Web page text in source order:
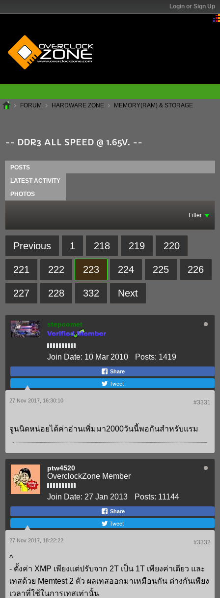
Login or Sign Up
FORUM HARDWARE ZONE MEMORY(RAM) & STORAGE
-- DDR3 ALL SPEED @ 1.65V. --
POSTS
LATEST ACTIVITY
PHOTOS
Filter
Previous 1 218 219 220
221 222 223 224 225 226
227 228 332 Next
stepcomet
Join Date: 10 Mar 2010 Posts: 1419
Share
Tweet
#3331
27 Nov 2017, 16:30:10
จูนนิดหน่อยได้ค่าอ่านเพิ่มมา2000วันนี้พอกันสำหรับแรม
ptw4520
OverclockZone Member
Join Date: 27 Jan 2013 Posts: 11144
Share
Tweet
#3332
27 Nov 2017, 18:22:22
^
- ตั้งค่า XMP เพียงแต่ปรับจาก 2T เป็น 1T เพียงค่าเดียว และ
เทสด้วย Memtest 2 ตัว ผลเทสออกมาเหมือนกัน ต่างกันเพียง
เวลาที่ใช้ในการเทสเท่านั้น